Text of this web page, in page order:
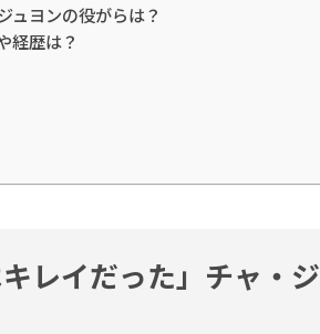
ュヨンの役がらは？
経歴は？
レイだった」チャ・ジ